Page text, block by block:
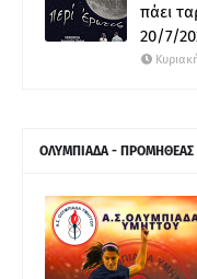
πάει
20/7/
ΟΛΥΜΠΙΑΔΑ - ΠΡΟΜΗΘΕΑΣ